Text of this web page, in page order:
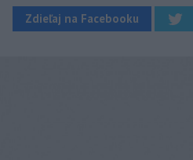
Zdieľaj na Facebooku